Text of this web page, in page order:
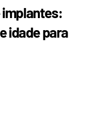
implantes:
idade para